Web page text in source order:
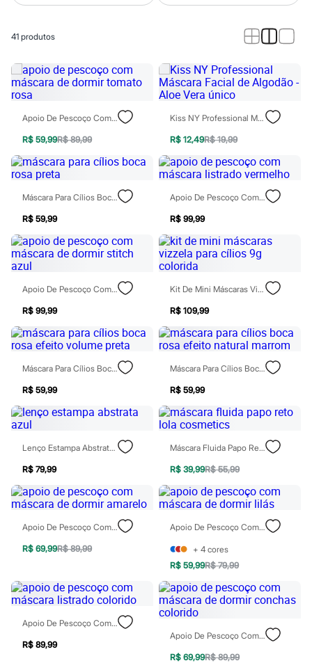
Calças
Jeans
Macacões
Saias
Shorts e Bermudas
Vestidos
Acessórios
Bolsas
Bonés e Chapéus
Bijoux
Cintos
Óculos
Relógios
Calçados
Botas
Chinelos
Rasteirinhas
Sandálias
Tênis
Marcas
City
Clock House
Mindset
Sawary
Yessica
Acessórios
Blusas
Calçados
Leggings
Shorts e Bermudas
Tops
Moda íntima
Calcinhas
Cintas e Modeladores
Meias
Sutiãs e Tops
Moda praia
Biquínis
Saídas de praia
Personagens
Plus size
Blusas e Camisetas
Calças
Casacos e Jaquetas
Jeans
41 produtos
Apoio De Pescoço Com Máscara De Dormir Tomato Rosa
R$ 59,99R$ 89,99
Kiss NY Professional Máscara Facial De Algodão - Aloe Vera Único
R$ 12,49R$ 19,99
Máscara Para Cílios Boca Rosa Preta
R$ 59,99
Apoio De Pescoço Com Máscara Listrado Vermelho
R$ 99,99
Apoio De Pescoço Com Máscara De Dormir Stitch Azul
R$ 99,99
Kit De Mini Máscaras Vizzela Para Cílios 9g Colorida
R$ 109,99
Máscara Para Cílios Boca Rosa Efeito Volume Preta
R$ 59,99
Máscara Para Cílios Boca Rosa Efeito Natural Marrom
R$ 59,99
Lenço Estampa Abstrata Azul
R$ 79,99
Máscara Fluida Papo Reto Lola Cosmetics
R$ 39,99R$ 55,99
Apoio De Pescoço Com Máscara De Dormir Amarelo
R$ 69,99R$ 89,99
Apoio De Pescoço Com Máscara De Dormir Lilás
+ 4 cores
R$ 59,99R$ 79,99
Apoio De Pescoço Com Máscara Listrado Colorido
R$ 89,99
Apoio De Pescoço Com Máscara De Dormir Conchas Colorido
R$ 69,99R$ 89,99